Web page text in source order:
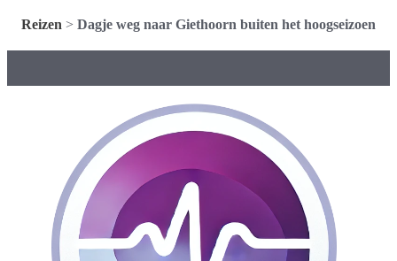
Reizen > Dagje weg naar Giethoorn buiten het hoogseizoen